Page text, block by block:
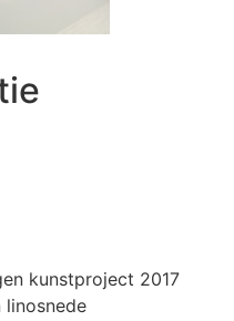
kunstproject 2017
linosnede